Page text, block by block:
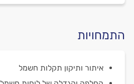
התמחויות
איתור ותיקון תקלות חשמל